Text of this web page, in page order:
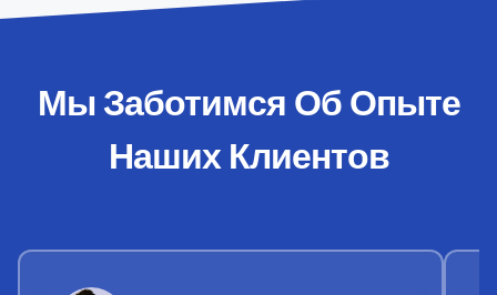
Мы Заботимся Об Опыте
Наших Клиентов